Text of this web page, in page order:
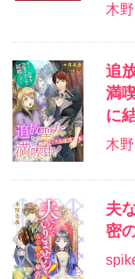
木
追
満
に
木
夫
密